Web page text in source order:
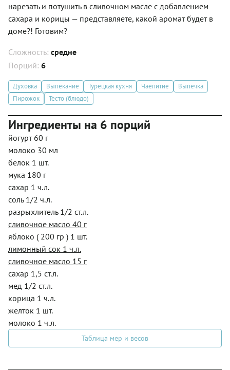
нарезать и потушить в сливочном масле с добавлением
сахара и корицы — представляете, какой аромат будет в
доме?! Готовим?
Сложность: средне
Порций: 6
Духовка Выпекание Турецкая кухня Чаепитие
Выпечка
Пирожок
Тесто (блюдо)
Ингредиенты на 6 порций
йогурт 60 г
молоко 30 мл
белок 1 шт.
мука 180 г
сахар 1 ч.л.
соль 1/2 ч.л.
разрыхлитель 1/2 ст.л.
сливочное масло 40 г
яблоко ( 200 гр ) 1 шт.
лимонный сок 1 ч.л.
сливочное масло 15 г
сахар 1,5 ст.л.
мед 1/2 ст.л.
корица 1 ч.л.
желток 1 шт.
молоко 1 ч.л.
Таблица мер и весов